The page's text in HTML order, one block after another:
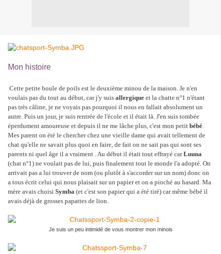
Mon histoire
Cette petite boule de poils est le deuxième minou de la maison. Je n'en
voulais pas du tout au début, car j'y suis allergique et la chatte n°1 n'étant
pas très câline, je ne voyais pas pourquoi il nous en fallait absolument un
autre. Puis un jour, je suis rentrée de l'école et il était là. J'en suis tombée
éperdument amoureuse et depuis il ne me lâche plus, c'est mon petit bébé.
Mes parent on été le chercher chez une vieille dame qui avait tellement de
chat qu'elle ne savait plus quoi en faire, de fait on ne sait pas qui sont ses
parents ni quel âge il a vraiment . Au début il était tout effrayé carLuuna
(chat n°1) ne voulait pas de lui, puis finalement tout le monde l'a adopté. On
arrivait pas a lui trouver de nom (ou plutôt à s'accorder sur un nom) donc on
a tous écrit celui qui nous plaisait sur un papier et on a pioché au hasard. Ma
mère avais choisi Symba (et c'est son papier qui a été tiré) car même bébé il
avais déjà de grosses papattes de lion.
Je suis un peu intimidé de vous montrer mon minois